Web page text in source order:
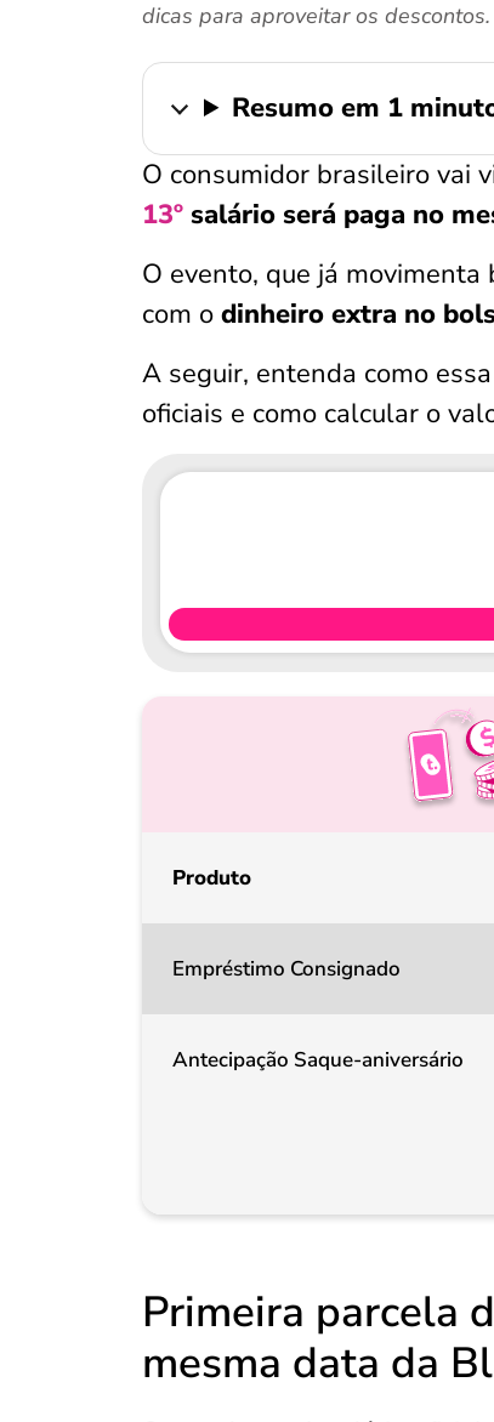
dicas para aproveitar os descontos.
Resumo em 1
O consumidor brasileiro vai
13º salário será paga no
O evento, que já
com o dinheiro extra no
A seguir, entenda como
oficiais e como calcular o
Produto
Empréstimo Consignado
Antecipação Saque-aniversário
Primeira parcela
mesma data da